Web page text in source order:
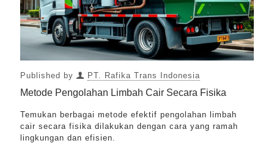
Published by PT. Rafika Trans Indonesia
Metode Pengolahan Limbah Cair Secara Fisika
Temukan berbagai metode efektif pengolahan limbah
cair secara fisika dilakukan dengan cara yang ramah
lingkungan dan efisien.